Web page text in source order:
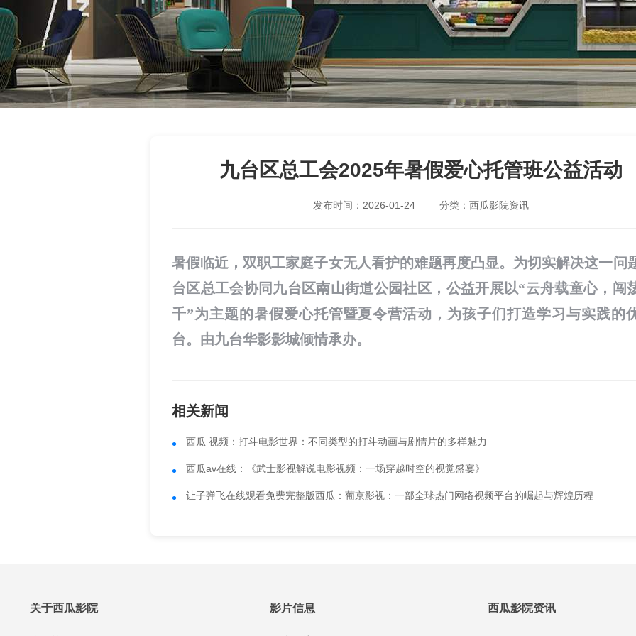
九台区总工会2025年暑假爱心托管班公益活动
发布时间：2026-01-24 分类：西瓜影院资讯
暑假临近，双职工家庭子女无人看护的难题再度凸显。为切实解决这一问
台区总工会协同九台区南山街道公园社区，公益开展以“云舟载童心，闯
千”为主题的暑假爱心托管暨夏令营活动，为孩子们打造学习与实践的
台。由九台华影影城倾情承办。
相关新闻
西瓜 视频：打斗电影世界：不同类型的打斗动画与剧情片的多样魅力
西瓜av在线：《武士影视解说电影视频：一场穿越时空的视觉盛宴》
让子弹飞在线观看免费完整版西瓜：葡京影视：一部全球热门网络视频平台的崛起与辉煌历程
关于西瓜影院 影片信息 西瓜影院资讯